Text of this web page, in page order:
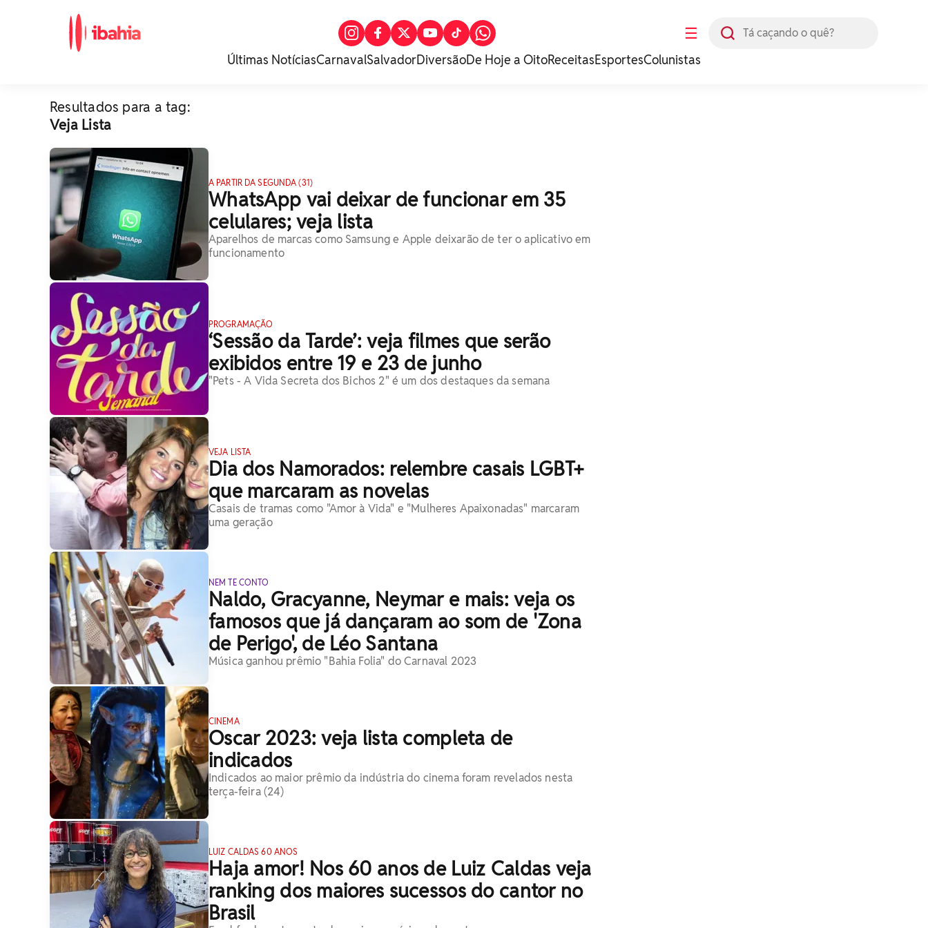
☰
Últimas NotíciasCarnavalSalvadorDiversãoDe Hoje a OitoReceitasEsportesColunistas
Resultados para a tag:
Veja Lista
A PARTIR DA SEGUNDA (31)
WhatsApp vai deixar de funcionar em 35
celulares; veja lista
Aparelhos de marcas como Samsung e Apple deixarão de ter o aplicativo em
funcionamento
PROGRAMAÇÃO
‘Sessão da Tarde’: veja filmes que serão
exibidos entre 19 e 23 de junho
"Pets - A Vida Secreta dos Bichos 2" é um dos destaques da semana
VEJA LISTA
Dia dos Namorados: relembre casais LGBT+
que marcaram as novelas
Casais de tramas como "Amor à Vida" e "Mulheres Apaixonadas" marcaram
uma geração
NEM TE CONTO
Naldo, Gracyanne, Neymar e mais: veja os
famosos que já dançaram ao som de 'Zona
de Perigo', de Léo Santana
Música ganhou prêmio "Bahia Folia" do Carnaval 2023
CINEMA
Oscar 2023: veja lista completa de
indicados
Indicados ao maior prêmio da indústria do cinema foram revelados nesta
terça-feira (24)
LUIZ CALDAS 60 ANOS
Haja amor! Nos 60 anos de Luiz Caldas veja
ranking dos maiores sucessos do cantor no
Brasil